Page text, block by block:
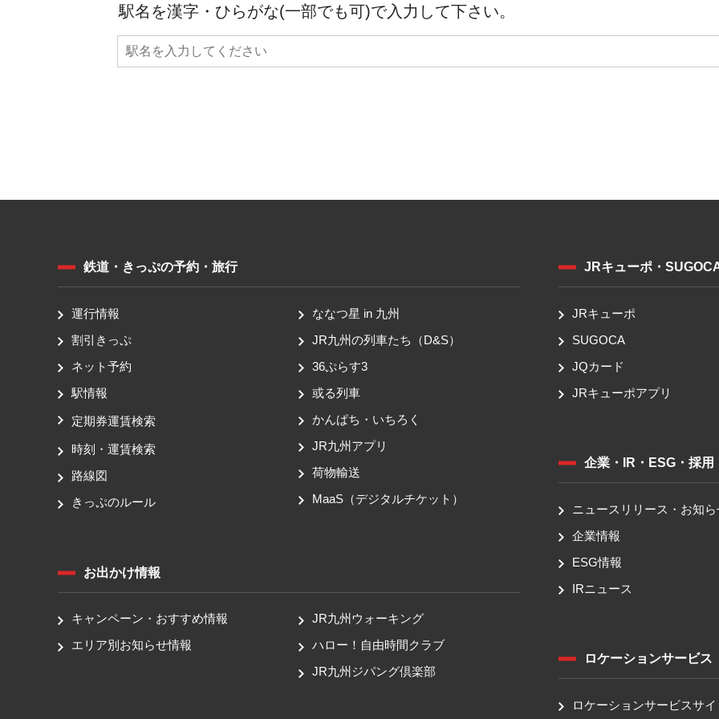
駅名を漢字・ひらがな(一部でも可)で入力して下さい。
鉄道・きっぷの予約・旅行
運行情報
割引きっぷ
ネット予約
駅情報
定期券運賃検索
時刻・運賃検索
路線図
きっぷのルール
ななつ星 in 九州
JR九州の列車たち（D&S）
36ぷらす3
或る列車
かんぱち・いちろく
JR九州アプリ
荷物輸送
MaaS（デジタルチケット）
お出かけ情報
キャンペーン・おすすめ情報
エリア別お知らせ情報
JR九州ウォーキング
ハロー！自由時間クラブ
JR九州ジパング倶楽部
JRキューポ・
JRキューポ
SUGOCA
JQカード
JRキューポアプリ
企業・IR・ESG・採用
ニュースリリース・お知ら
企業情報
ESG情報
IRニュース
ロケーションサービス
ロケーションサービスサイ